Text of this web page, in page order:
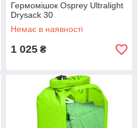
Гермомішок Osprey Ultralight
Drysack 30
Немає в наявності
1 025 ₴